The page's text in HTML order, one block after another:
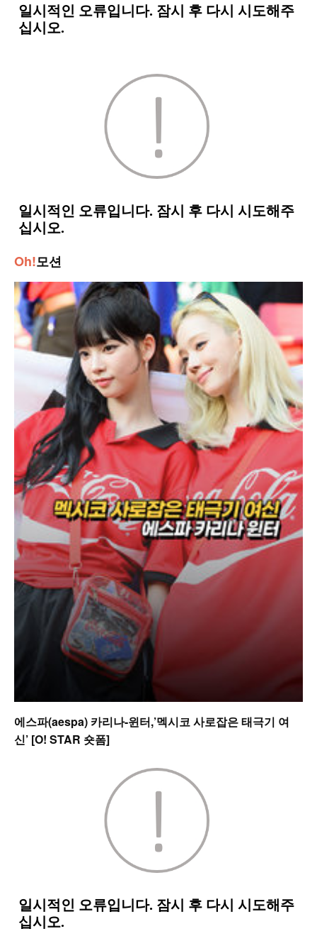
Oh!모션
에스파(aespa) 카리나-윈터,’멕시코 사로잡은 태극기 여
신’ [O! STAR 숏폼]